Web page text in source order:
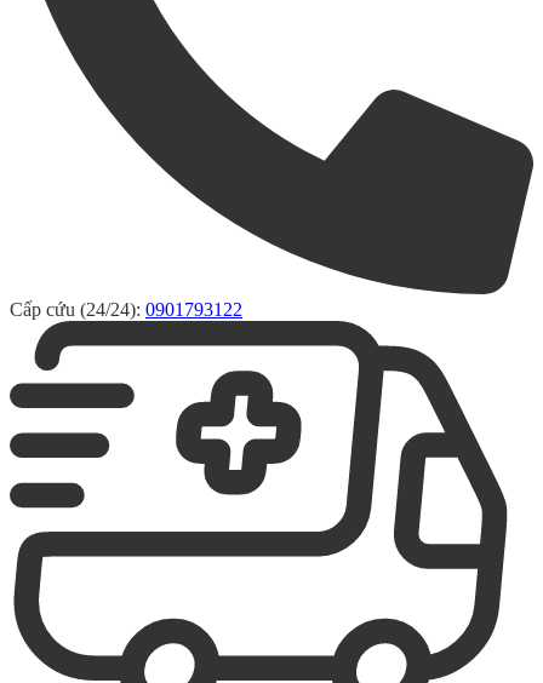
Cấp cứu (24/24): 0901793122